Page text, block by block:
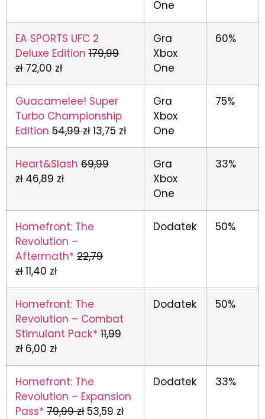
One
EA SPORTS UFC 2
Deluxe Edition 179,99
zł72,00 zł
Gra
Xbox
One
60%
Guacamelee! Super
Turbo Championship
Edition 54,99 zł13,75 zł
Gra
Xbox
One
75%
Heart&Slash 69,99
zł46,89 zł
Gra
Xbox
One
33%
Homefront: The
Revolution –
Aftermath* 22,79
zł11,40 zł
Dodatek 50%
Homefront: The
Revolution – Combat
Stimulant Pack* 11,99
zł6,00 zł
Dodatek 50%
Homefront: The
Revolution – Expansion
Pass* 79,99 zł53,59 zł
Dodatek 33%